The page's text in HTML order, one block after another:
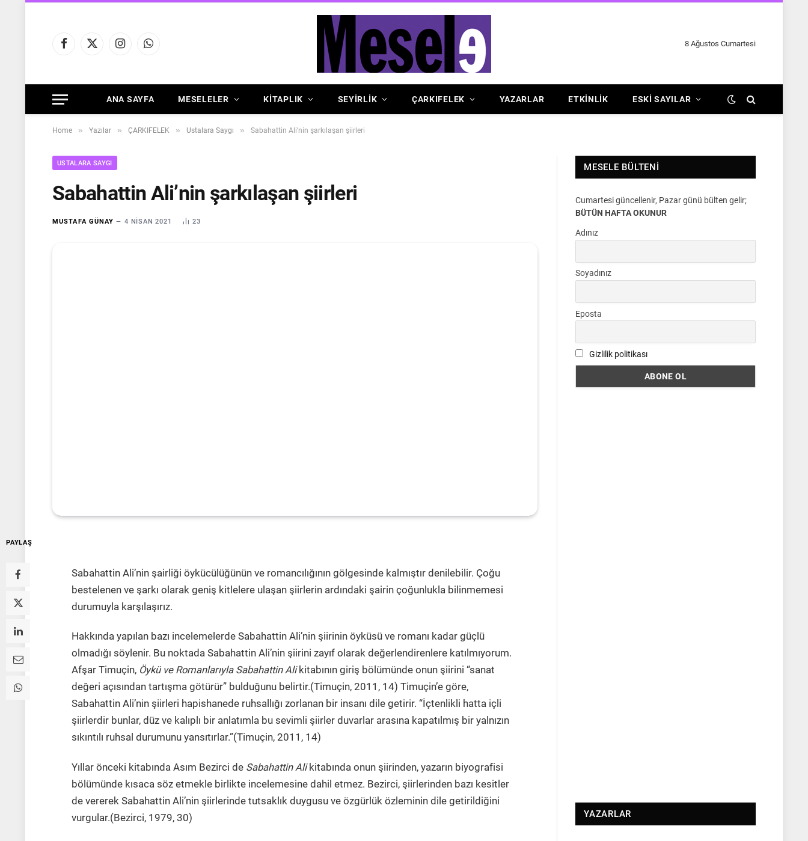
Facebook
X
InstagramWhatsApp
8 Ağustos Cumartesi
ANA SAYFA MESELELER KİTAPLIK SEYİRLİK ÇARKIFELEK YAZARLAR ETKINLIK ESKI SAYILAR
Home » Yazılar » ÇARKIFELEK » Ustalara Saygı » Sabahattin Ali’nin şarkılaşan şiirleri
USTALARA SAYGI
Sabahattin Ali’nin şarkılaşan şiirleri
MUSTAFA GÜNAY 4 NISAN 2021 23
PAYLAŞ
Sabahattin Ali’nin şairliği öykücülüğünün ve romancılığının gölgesinde kalmıştır denilebilir. Çoğu
bestelenen ve şarkı olarak geniş kitlelere ulaşan şiirlerin ardındaki şairin çoğunlukla bilinmemesi
durumuyla karşılaşırız.
Hakkında yapılan bazı incelemelerde Sabahattin Ali’nin şiirinin öyküsü ve romanı kadar güçlü
olmadığı söylenir. Bu noktada Sabahattin Ali’nin şiirini zayıf olarak değerlendirenlere katılmıyorum.
Afşar Timuçin, Öykü ve Romanlarıyla Sabahattin Ali kitabının giriş bölümünde onun şiirini “sanat
değeri açısından tartışma götürür” bulduğunu belirtir.(Timuçin, 2011, 14) Timuçin’e göre,
Sabahattin Ali’nin şiirleri hapishanede ruhsallığı zorlanan bir insanı dile getirir. “İçtenlikli hatta içli
şiirlerdir bunlar, düz ve kalıplı bir anlatımla bu sevimli şiirler duvarlar arasına kapatılmış bir yalnızın
sıkıntılı ruhsal durumunu yansıtırlar.”(Timuçin, 2011, 14)
Yıllar önceki kitabında Asım Bezirci de Sabahattin Ali kitabında onun şiirinden, yazarın biyografisi
bölümünde kısaca söz etmekle birlikte incelemesine dahil etmez. Bezirci, şiirlerinden bazı kesitler
de vererek Sabahattin Ali’nin şiirlerinde tutsaklık duygusu ve özgürlük özleminin dile getirildiğini
vurgular.(Bezirci, 1979, 30)
MESELE BÜLTENI
Cumartesi güncellenir, Pazar günü bülten gelir;
BÜTÜN HAFTA OKUNUR
Adınız
Soyadınız
Eposta
Gizlilik politikası
YAZARLAR